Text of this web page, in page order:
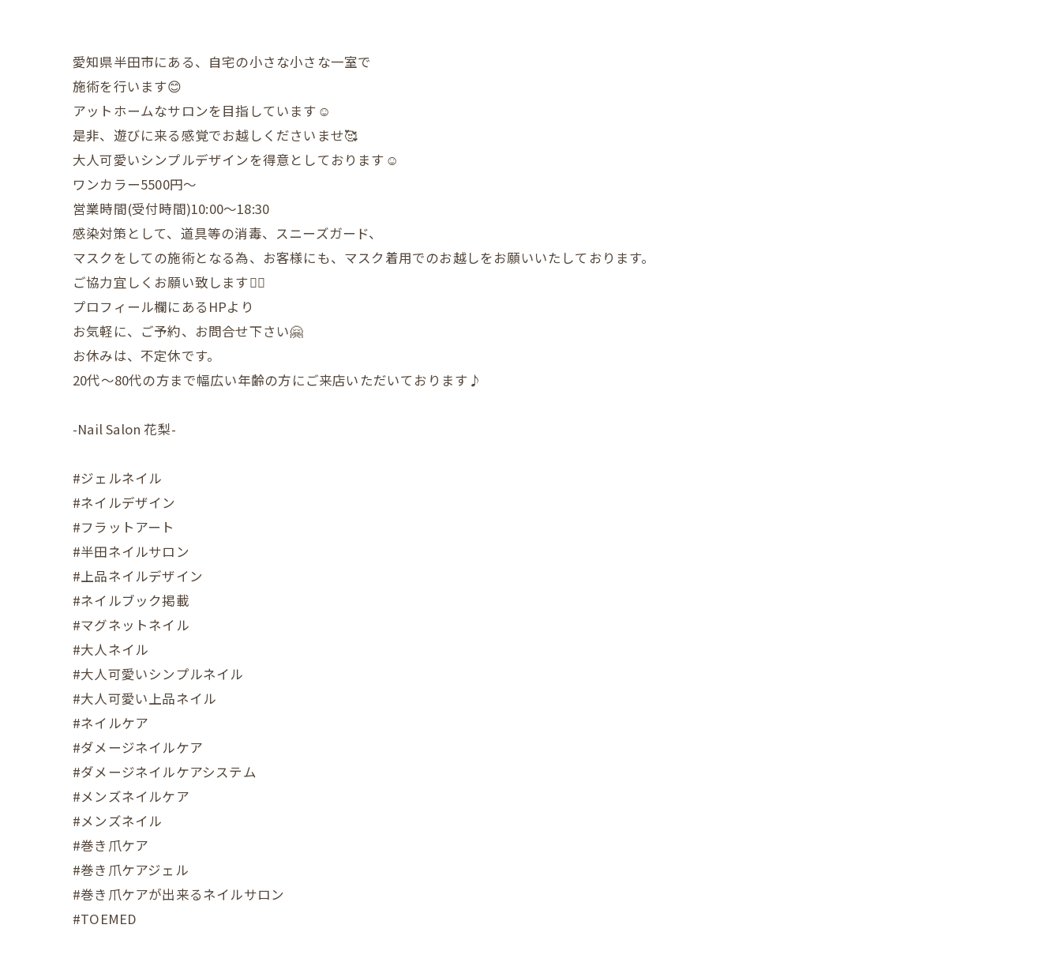
愛知県半田市にある、自宅の小さな小さな一室で
施術を行います😊
アットホームなサロンを目指しています☺️
是非、遊びに来る感覚でお越しくださいませ🥰
大人可愛いシンプルデザインを得意としております☺️
ワンカラー5500円〜
営業時間(受付時間)10:00〜18:30
感染対策として、道具等の消毒、スニーズガード、
マスクをしての施術となる為、お客様にも、マスク着用でのお越しをお願いいたしております。
ご協力宜しくお願い致します🙇‍♀️
プロフィール欄にあるHPより
お気軽に、ご予約、お問合せ下さい🤗
お休みは、不定休です。
20代〜80代の方まで幅広い年齢の方にご来店いただいております♪
-Nail Salon 花梨-
#ジェルネイル
#ネイルデザイン
#フラットアート
#半田ネイルサロン
#上品ネイルデザイン
#ネイルブック掲載
#マグネットネイル
#大人ネイル
#大人可愛いシンプルネイル
#大人可愛い上品ネイル
#ネイルケア
#ダメージネイルケア
#ダメージネイルケアシステム
#メンズネイルケア
#メンズネイル
#巻き爪ケア
#巻き爪ケアジェル
#巻き爪ケアが出来るネイルサロン
#TOEMED